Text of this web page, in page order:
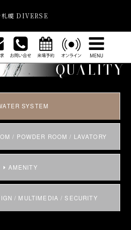
札幌 DIVERSE
QUALITY
SYSTEM
/ POWDER ROOM / LAVATORY
AMENITY
/ MULTIMEDIA / SECURITY